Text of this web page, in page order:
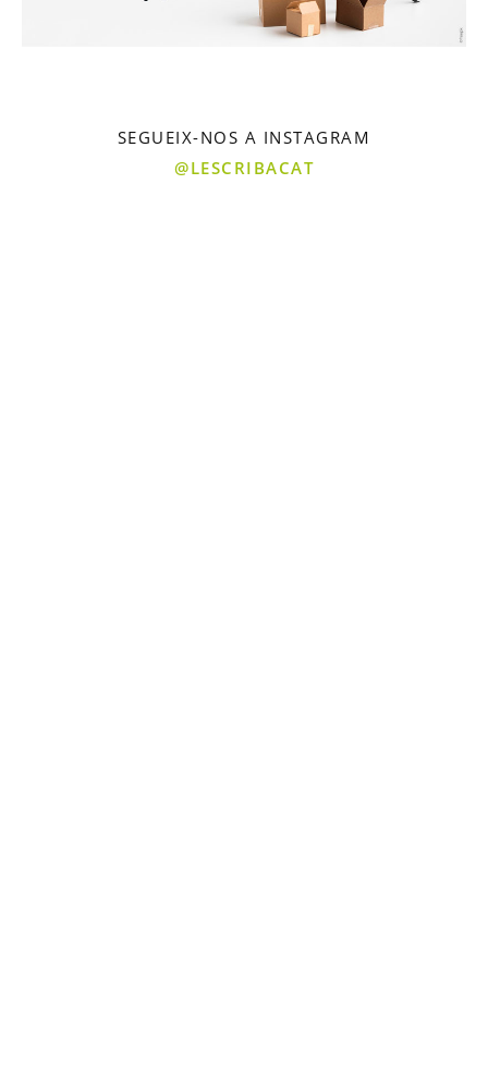
SEGUEIX-NOS A INSTAGRAM
@LESCRIBACAT